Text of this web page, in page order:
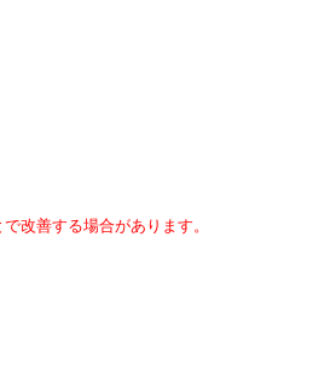
改善する場合があります。